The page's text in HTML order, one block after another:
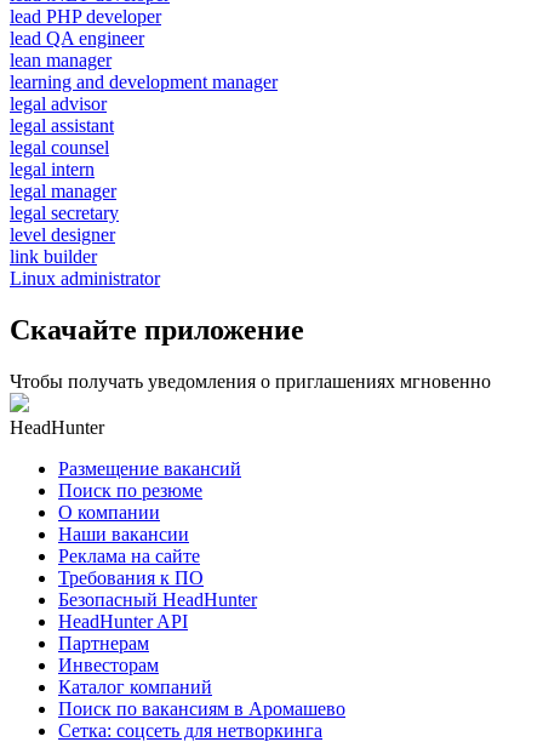
lead PHP developer
lead QA engineer
lean manager
learning and development manager
legal advisor
legal assistant
legal counsel
legal intern
legal manager
legal secretary
level designer
link builder
Linux administrator
Скачайте приложение
Чтобы получать уведомления о приглашениях мгновенно
HeadHunter
Размещение вакансий
Поиск по резюме
О компании
Наши вакансии
Реклама на сайте
Требования к ПО
Безопасный HeadHunter
HeadHunter API
Партнерам
Инвесторам
Каталог компаний
Поиск по вакансиям в Аромашево
Сетка: соцсеть для нетворкинга